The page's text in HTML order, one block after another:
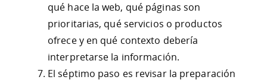
qué hace la web, qué páginas son
prioritarias, qué servicios o productos
ofrece y en qué contexto debería
interpretarse la información.
El séptimo paso es revisar la preparación